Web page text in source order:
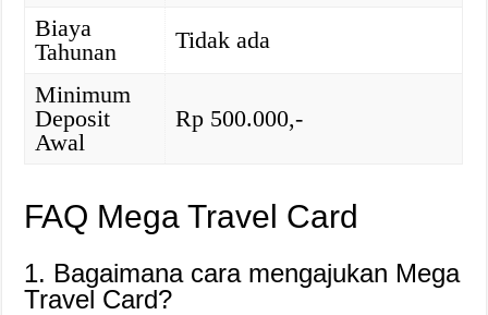
Biaya
Tahunan
Tidak ada
Minimum
Deposit
Awal
Rp 500.000,-
FAQ Mega Travel Card
1. Bagaimana cara mengajukan Mega
Travel Card?